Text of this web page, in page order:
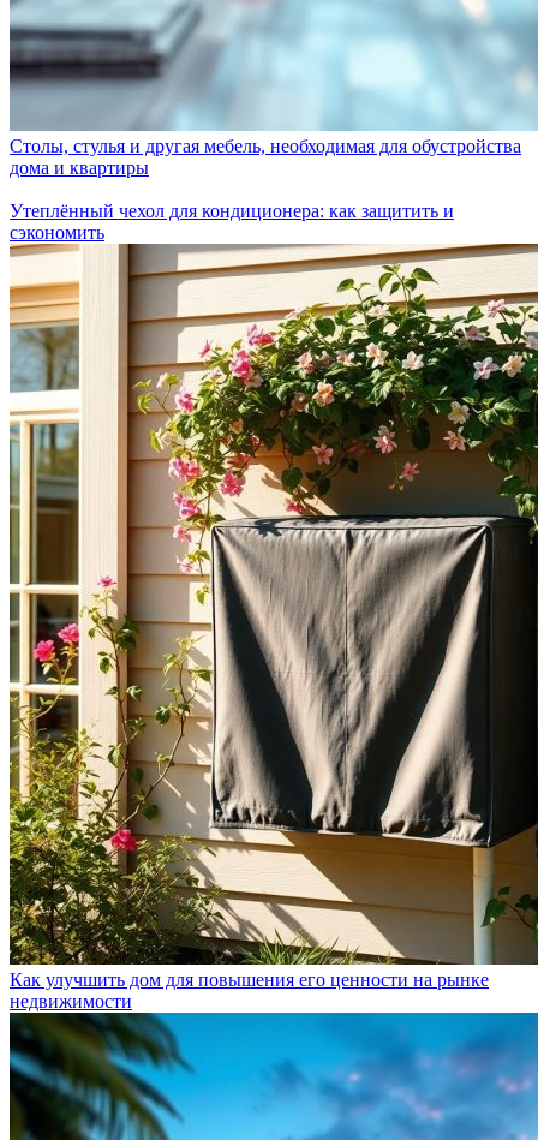
Столы, стулья и другая мебель, необходимая для обустройства
дома и квартиры
Утеплённый чехол для кондиционера: как защитить и
сэкономить
Как улучшить дом для повышения его ценности на рынке
недвижимости